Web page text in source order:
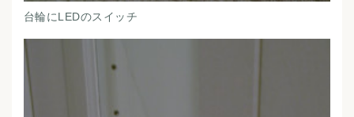
台輪にLEDのスイッチ